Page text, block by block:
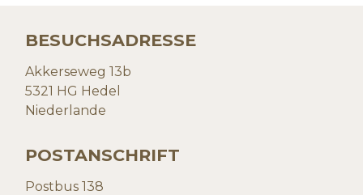
BESUCHSADRESSE
Akkerseweg 13b
5321 HG Hedel
Niederlande
POSTANSCHRIFT
Postbus 138